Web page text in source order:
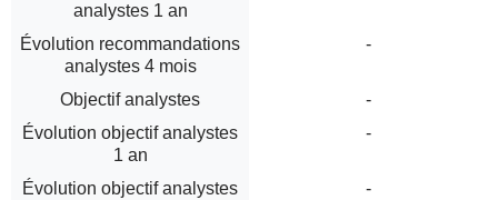
analystes 1 an
Évolution recommandations
analystes 4 mois
-
Objectif analystes
-
Évolution objectif analystes
1 an
-
Évolution objectif analystes
-